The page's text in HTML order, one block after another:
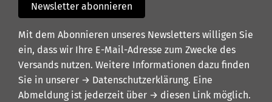
Newsletter abonnieren
Mit dem Abonnieren unseres Newsletters willigen Sie
ein, dass wir Ihre E-Mail-Adresse zum Zwecke des
Versands nutzen. Weitere Informationen dazu finden
Sie in unserer → Datenschutzerklärung. Eine
Abmeldung ist jederzeit über → diesen Link möglich.